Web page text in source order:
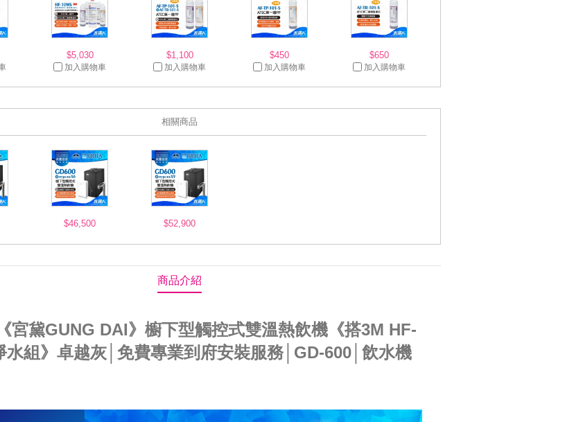
$5,030
加入購物車
$1,100
加入購物車
$450
加入購物車
$650
加入購物車
相關商品
$46,500 $52,900
商品介紹
宮黛GUNG DAI》櫥下型觸控式雙溫熱飲機《搭3M HF-
水組》卓越灰│免費專業到府安裝服務│GD-600│飲水機